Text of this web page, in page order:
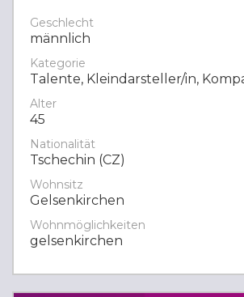
Geschlecht
männlich
Kategorie
Talente, Kleindarsteller/in,
Alter
45
Nationalität
Tschechin (CZ)
Wohnsitz
Gelsenkirchen
Wohnmöglichkeiten
gelsenkirchen